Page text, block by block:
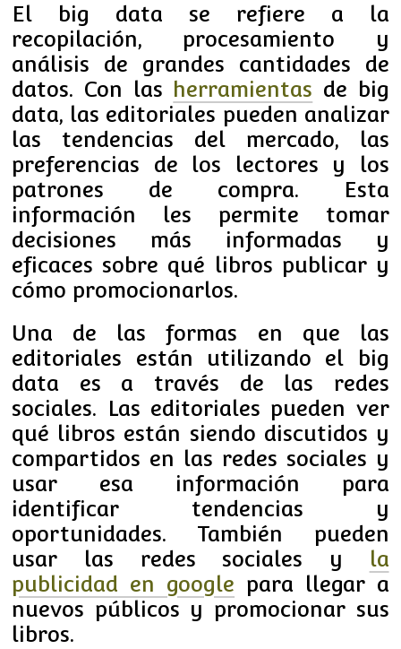
El big data se refiere a la
recopilación, procesamiento y
análisis de grandes cantidades de
datos. Con las herramientas de big
data, las editoriales pueden analizar
las tendencias del mercado, las
preferencias de los lectores y los
patrones de compra. Esta
información les permite tomar
decisiones más informadas y
eficaces sobre qué libros publicar y
cómo promocionarlos.
Una de las formas en que las
editoriales están utilizando el big
data es a través de las redes
sociales. Las editoriales pueden ver
qué libros están siendo discutidos y
compartidos en las redes sociales y
usar esa información para
identificar tendencias y
oportunidades. También pueden
usar las redes sociales y la
publicidad en google para llegar a
nuevos públicos y promocionar sus
libros.